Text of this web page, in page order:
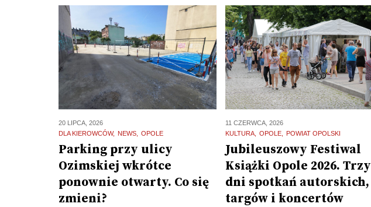
20 LIPCA, 2026
DLA KIEROWCÓW
NEWS OPOLE
Parking przy ulicy
Ozimskiej wkrótce
ponownie otwarty. Co się
zmieni?
11 CZERWCA, 2026
KULTURA
OPOLE POWIAT OPOLSKI
Jubileuszowy Festiwal
Książki Opole 2026. Trzy
dni spotkań autorskich,
targów i koncertów